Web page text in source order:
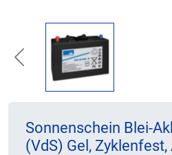
Previous
Sonnenschein Blei-
(VdS) Gel, Zyklenfest,